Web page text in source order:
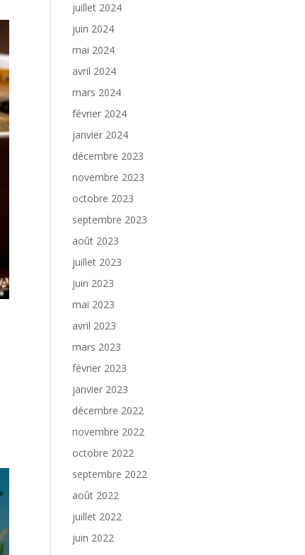
juillet 2024
juin 2024
mai 2024
avril 2024
mars 2024
février 2024
janvier 2024
décembre 2023
novembre 2023
octobre 2023
septembre 2023
août 2023
juillet 2023
juin 2023
mai 2023
avril 2023
mars 2023
février 2023
janvier 2023
décembre 2022
novembre 2022
octobre 2022
septembre 2022
août 2022
juillet 2022
juin 2022